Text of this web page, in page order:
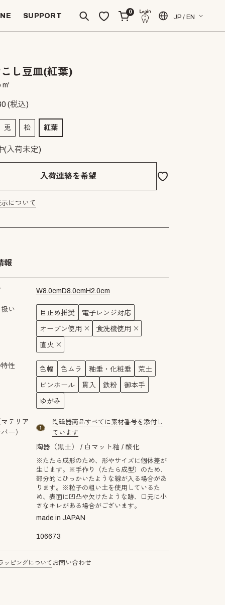
SUPPORT
0
JP / EN
し豆皿(紅葉)
m'
(税込)
兎 松 紅葉
(入荷未定)
入荷連絡を希望
について
報
W8.0cm D8.0cm H2.0cm
い 目止め推奨 電子レンジ対応
オーブン使用 食洗機使用
直火
性 色幅 色ムラ 釉垂・化粧垂 荒土
ピンホール 貫入 鉄粉 御本手
ゆがみ
テリア
ー）
material number1
陶磁器商品すべてに素材番号を添付し
ています
陶器（黒土） 白マット釉 酸化
※たたら成形のため、形やサイズに個体差が
生じます。※手作り（たたら成型）のため、
部分的にひっかいたような線が入る場合があ
ります。※粒子の粗い土を使用しているた
め、表面に凹凸や欠けたような跡、口元に小
さなキレがある場合がございます。
made in JAPAN
106673
ッピングについて お問い合わせ